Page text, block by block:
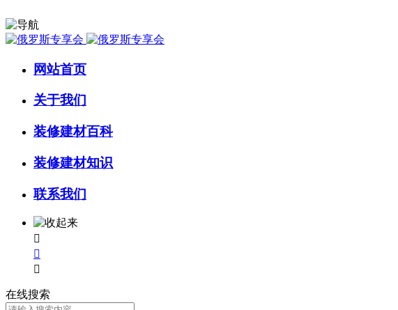
网站首页
关于我们
装修建材百科
装修建材知识
联系我们



在线搜索